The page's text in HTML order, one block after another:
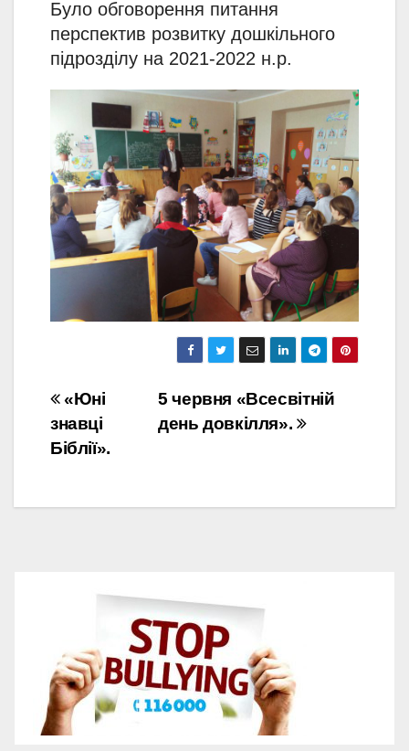
Було обговорення питання
перспектив розвитку дошкільного
підрозділу на 2021-2022 н.р.
Навігація
записів
5 червня «Всесвітній
день довкілля».
«Юні
знавці
Біблії».